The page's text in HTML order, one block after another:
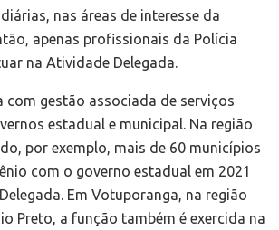
nas áreas de interesse da
apenas profissionais da Polícia
na Atividade Delegada.
com gestão associada de serviços
estadual e municipal. Na região
por exemplo, mais de 60 municípios
com o governo estadual em 2021
Em Votuporanga, na região
Preto, a função também é exercida na